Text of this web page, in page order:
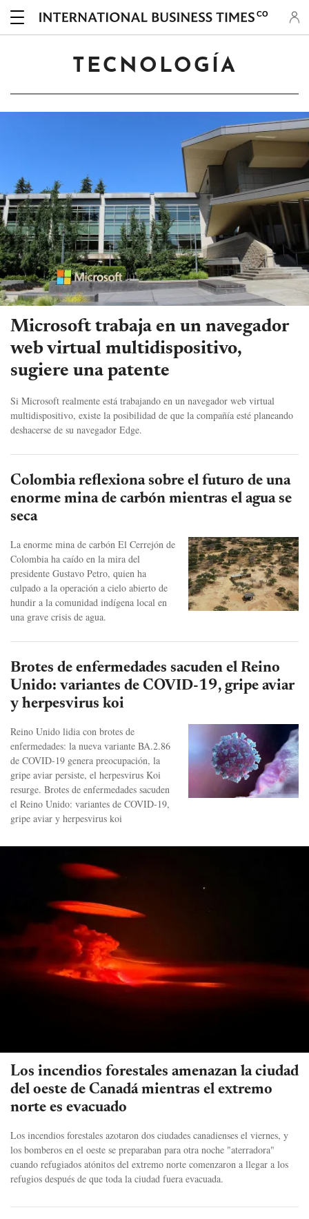
CO
TECNOLOGÍA
Microsoft trabaja en un navegador
web virtual multidispositivo,
sugiere una patente
Si Microsoft realmente está trabajando en un navegador web virtual
multidispositivo, existe la posibilidad de que la compañía esté planeando
deshacerse de su navegador Edge.
Colombia reflexiona sobre el futuro de una
enorme mina de carbón mientras el agua se
seca
La enorme mina de carbón El Cerrejón de
Colombia ha caído en la mira del
presidente Gustavo Petro, quien ha
culpado a la operación a cielo abierto de
hundir a la comunidad indígena local en
una grave crisis de agua.
Brotes de enfermedades sacuden el Reino
Unido: variantes de COVID-19, gripe aviar
y herpesvirus koi
Reino Unido lidia con brotes de
enfermedades: la nueva variante BA.2.86
de COVID-19 genera preocupación, la
gripe aviar persiste, el herpesvirus Koi
resurge. Brotes de enfermedades sacuden
el Reino Unido: variantes de COVID-19,
gripe aviar y herpesvirus koi
Los incendios forestales amenazan la ciudad
del oeste de Canadá mientras el extremo
norte es evacuado
Los incendios forestales azotaron dos ciudades canadienses el viernes, y
los bomberos en el oeste se preparaban para otra noche "aterradora"
cuando refugiados atónitos del extremo norte comenzaron a llegar a los
refugios después de que toda la ciudad fuera evacuada.